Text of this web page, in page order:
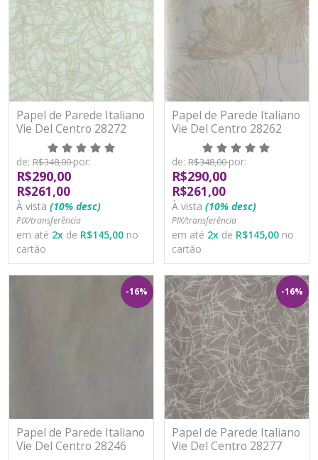
Papel de Parede Italiano
Vie Del Centro 28272
Vinílico Lavável
de: R$348,00por:
R$290,00
R$261,00
À vista (10% desc)
PIX/transferência
em até 2x de R$145,00 no
cartão
Papel de Parede Italiano
Vie Del Centro 28262
Vinílico Lavável
de: R$348,00por:
R$290,00
R$261,00
À vista (10% desc)
PIX/transferência
em até 2x de R$145,00 no
cartão
-16%
Papel de Parede Italiano
Vie Del Centro 28246
-16%
Papel de Parede Italiano
Vie Del Centro 28277